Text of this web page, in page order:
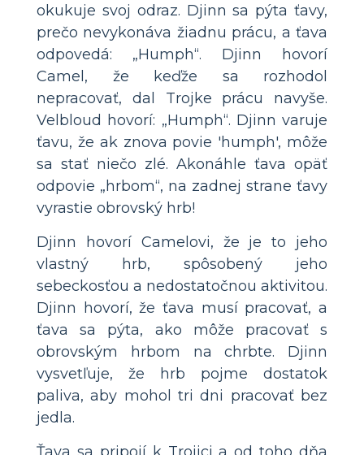
okukuje svoj odraz. Djinn sa pýta ťavy,
prečo nevykonáva žiadnu prácu, a ťava
odpovedá: „Humph“. Djinn hovorí
Camel, že keďže sa rozhodol
nepracovať, dal Trojke prácu navyše.
Velbloud hovorí: „Humph“. Djinn varuje
ťavu, že ak znova povie 'humph', môže
sa stať niečo zlé. Akonáhle ťava opäť
odpovie „hrbom“, na zadnej strane ťavy
vyrastie obrovský hrb!
Djinn hovorí Camelovi, že je to jeho
vlastný hrb, spôsobený jeho
sebeckosťou a nedostatočnou aktivitou.
Djinn hovorí, že ťava musí pracovať, a
ťava sa pýta, ako môže pracovať s
obrovským hrbom na chrbte. Djinn
vysvetľuje, že hrb pojme dostatok
paliva, aby mohol tri dni pracovať bez
jedla.